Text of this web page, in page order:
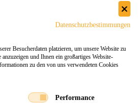
Sicheres Einkaufen
Datenschutzbestimmungen
Besucherdaten platzieren, um unsere Website zu
und Ihnen ein großartiges Website-
zu den von uns verwendeten Cookies
Performance